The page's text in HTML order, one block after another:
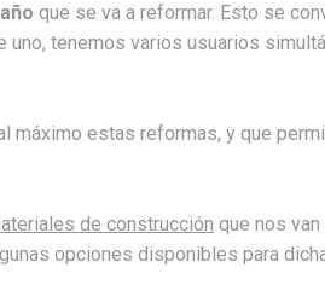
que se va a reformar. Esto se
tenemos varios usuarios
máximo estas reformas, y que
de construcción que nos
opciones disponibles para